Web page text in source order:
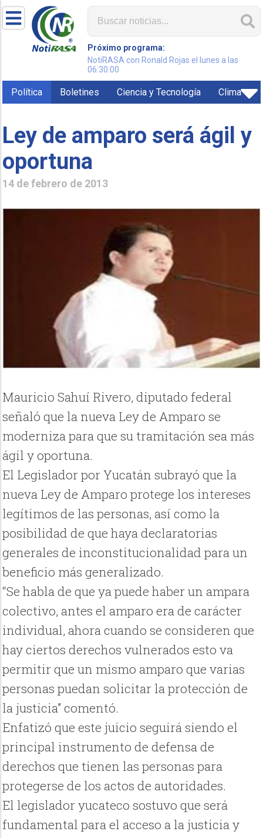
Próximo programa:
NotiRASA con Ronald Rojas el lunes a las
06:30:00
Política Boletines Ciencia y Tecnología Clima
Ley de amparo será ágil y
oportuna
14 de febrero de 2013
Mauricio Sahuí Rivero, diputado federal
señaló que la nueva Ley de Amparo se
moderniza para que su tramitación sea más
ágil y oportuna.
El Legislador por Yucatán subrayó que la
nueva Ley de Amparo protege los intereses
legítimos de las personas, así como la
posibilidad de que haya declaratorias
generales de inconstitucionalidad para un
beneficio más generalizado.
“Se habla de que ya puede haber un ampara
colectivo, antes el amparo era de carácter
individual, ahora cuando se consideren que
hay ciertos derechos vulnerados esto va
permitir que un mismo amparo que varias
personas puedan solicitar la protección de
la justicia” comentó.
Enfatizó que este juicio seguirá siendo el
principal instrumento de defensa de
derechos que tienen las personas para
protegerse de los actos de autoridades.
El legislador yucateco sostuvo que será
fundamental para el acceso a la justicia y